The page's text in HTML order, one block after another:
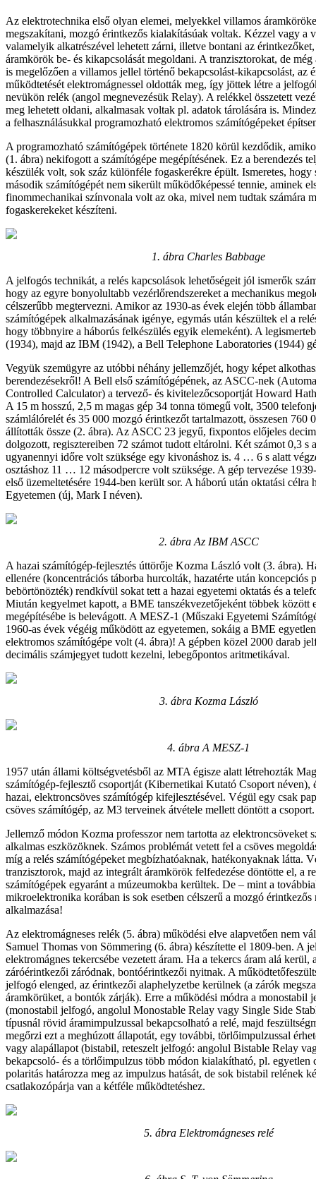
Az elektrotechnika első olyan elemei, melyekkel villamos
megszakítani, mozgó érintkezős kialakításúak voltak. Kézzel vagy a
valamelyik alkatrészével lehetett zárni, illetve bontani az
áramkörök be- és kikapcsolását megoldani. A tranzisztorokat, de
is megelőzően a villamos jellel történő bekapcsolást-kikapcsolást, az
működtetését elektromágnessel oldották meg, így jöttek létre a
nevükön relék (angol megnevezésük Relay). A relékkel összetett
meg lehetett oldani, alkalmasak voltak pl. adatok tárolására is.
a felhasználásukkal programozható elektromos számítógépeket
A programozható számítógépek története 1820 körül kezdődik,
(1. ábra) nekifogott a számítógépe megépítésének. Ez a berendezés
készülék volt, sok száz különféle fogaskerékre épült. Ismeretes, hogy
második számítógépét nem sikerült működőképessé tennie, aminek
finommechanikai színvonala volt az oka, mivel nem tudtak számára
fogaskerekeket készíteni.
1. ábra Charles Babbage
A jelfogós technikát, a relés kapcsolások lehetőségeit jól ismerők
hogy az egyre bonyolultabb vezérlőrendszereket a mechanikus
célszerűbb megtervezni. Amikor az 1930-as évek elején több
számítógépek alkalmazásának igénye, egymás után készültek el a
hogy többnyire a háborús felkészülés egyik elemeként). A
(1934), majd az IBM (1942), a Bell Telephone Laboratories (1944)
Vegyük szemügyre az utóbbi néhány jellemzőjét, hogy képet
berendezésekről! A Bell első számítógépének, az ASCC-nek
Controlled Calculator) a tervező- és kivitelezőcsoportját Howard
A 15 m hosszú, 2,5 m magas gép 34 tonna tömegű volt, 3500
számlálórelét és 35 000 mozgó érintkezőt tartalmazott, összesen 760
állították össze (2. ábra). Az ASCC 23 jegyű, fixpontos előjeles
dolgozott, regisztereiben 72 számot tudott eltárolni. Két számot 0,3 s
ugyanennyi időre volt szüksége egy kivonáshoz is. 4 … 6 s alatt
osztáshoz 11 … 12 másodpercre volt szüksége. A gép tervezése
első üzemeltetésére 1944-ben került sor. A háború után oktatási célra
Egyetemen (új, Mark I néven).
2. ábra Az IBM ASCC
A hazai számítógép-fejlesztés úttörője Kozma László volt (3. ábra).
ellenére (koncentrációs táborba hurcolták, hazatérte után koncepciós
bebörtönözték) rendkívül sokat tett a hazai egyetemi oktatás és a
Miután kegyelmet kapott, a BME tanszékvezetőjeként többek között
megépítésébe is belevágott. A MESZ-1 (Műszaki Egyetemi
1960-as évek végéig működött az egyetemen, sokáig a BME
elektromos számítógépe volt (4. ábra)! A gépben közel 2000 darab
decimális számjegyet tudott kezelni, lebegőpontos aritmetikával.
3. ábra Kozma László
4. ábra A MESZ-1
1957 után állami költségvetésből az MTA égisze alatt létrehozták
számítógép-fejlesztő csoportját (Kibernetikai Kutató Csoport néven),
hazai, elektroncsöves számítógép kifejlesztésével. Végül egy csak
csöves számítógép, az M3 terveinek átvétele mellett döntött a csoport.
Jellemző módon Kozma professzor nem tartotta az elektroncsöveket
alkalmas eszközöknek. Számos problémát vetett fel a csöves
míg a relés számítógépeket megbízhatóaknak, hatékonyaknak látta.
tranzisztorok, majd az integrált áramkörök felfedezése döntötte el, a
számítógépek egyaránt a múzeumokba kerültek. De – mint a
mikroelektronika korában is sok esetben célszerű a mozgó érintkezős
alkalmazása!
Az elektromágneses relék (5. ábra) működési elve alapvetően nem
Samuel Thomas von Sömmering (6. ábra) készítette el 1809-ben. A
elektromágnes tekercsébe vezetett áram. Ha a tekercs áram alá kerül,
záróérintkezői záródnak, bontóérintkezői nyitnak. A
jelfogó elenged, az érintkezői alaphelyzetbe kerülnek (a zárók
áramkörüket, a bontók zárják). Erre a működési módra a monostabil
(monostabil jelfogó, angolul Monostable Relay vagy Single Side
típusnál rövid áramimpulzussal bekapcsolható a relé, majd
megőrzi ezt a meghúzott állapotát, egy további, törlőimpulzussal
vagy alapállapot (bistabil, reteszelt jelfogó: angolul Bistable Relay
bekapcsoló- és a törlőimpulzus több módon kialakítható, pl. egyetlen
polaritás határozza meg az impulzus hatását, de sok bistabil relének
csatlakozópárja van a kétféle működtetéshez.
5. ábra Elektromágneses relé